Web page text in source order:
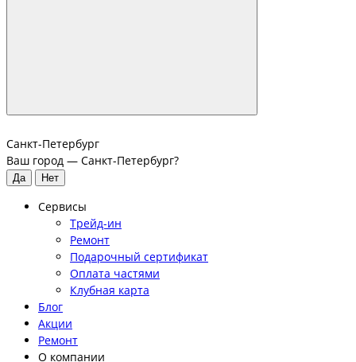
Санкт-Петербург
Ваш город — Санкт-Петербург?
Сервисы
Трейд-ин
Ремонт
Подарочный сертификат
Оплата частями
Клубная карта
Блог
Акции
Ремонт
О компании